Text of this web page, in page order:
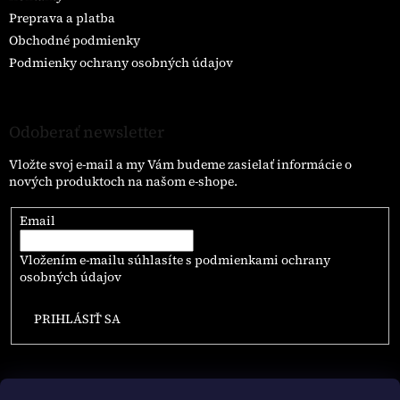
Preprava a platba
Obchodné podmienky
Podmienky ochrany osobných údajov
Odoberať newsletter
Vložte svoj e-mail a my Vám budeme zasielať informácie o
nových produktoch na našom e-shope.
Email
Vložením e-mailu súhlasíte s podmienkami ochrany
osobných údajov
PRIHLÁSIŤ SA